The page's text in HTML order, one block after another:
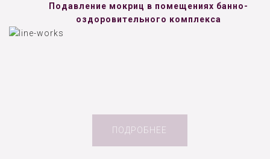
Подавление мокриц в помещениях банно-
оздоровительного комплекса
ПОДРОБНЕЕ